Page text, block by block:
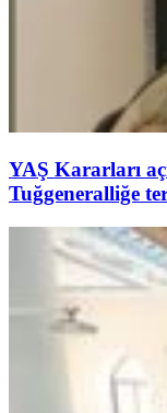
YAŞ Kararları
Tuğgeneralliğe